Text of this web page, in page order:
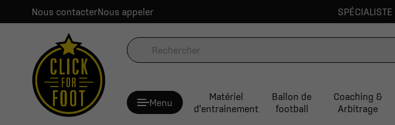
Nous contacterNous appeler SPÉCIALISTE
Menu
Matériel
d'entrainement
Ballon de
football
Coaching &
Arbitrage